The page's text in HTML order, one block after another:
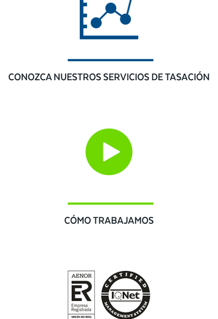
CONOZCA NUESTROS SERVICIOS DE TASACIÓN
CÓMO TRABAJAMOS